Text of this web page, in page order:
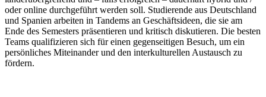
oder online durchgeführt werden soll. Studierende aus Deutschland
und Spanien arbeiten in Tandems an Geschäftsideen, die sie am
Ende des Semesters präsentieren und kritisch diskutieren. Die besten
Teams qualifizieren sich für einen gegenseitigen Besuch, um ein
persönliches Miteinander und den interkulturellen Austausch zu
fördern.